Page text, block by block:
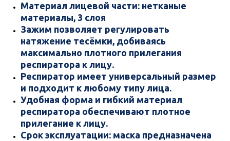
Материал лицевой части: нетканые
материалы, 3 слоя
Зажим позволяет регулировать
натяжение тесёмки, добиваясь
максимально плотного прилегания
респиратора к лицу.
Респиратор имеет универсальный размер
и подходит к любому типу лица.
Удобная форма и гибкий материал
респиратора обеспечивают плотное
прилегание к лицу.
Срок эксплуатации: маска предназначена